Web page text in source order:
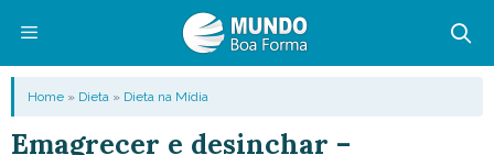
conteúdo
Menu
Home » Dieta » Dieta na Mídia
Emagrecer e desinchar –